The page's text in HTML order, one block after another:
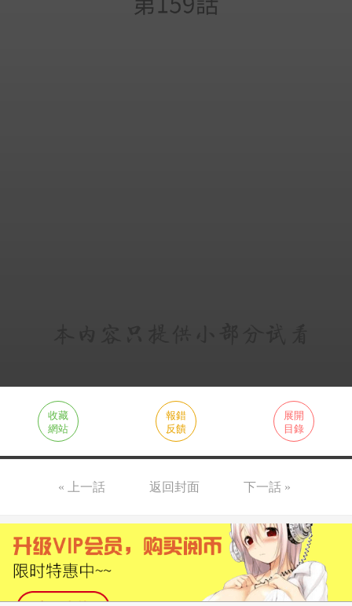
收藏
網站
報錯
反饋
展開
目錄
« 上一話 返回封面 下一話 »